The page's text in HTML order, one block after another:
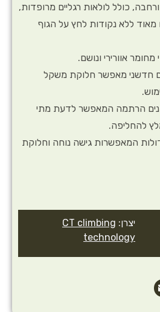
יצרן: CT climbing
technology
כולל לולאות רגליים מרופדות,
ללא נקודות לחץ על הגוף
מחומר אוורירי ונושם.
חדשני מאפשר חלוקת משקל
הרתמה המאפשר לדעת מתי
להחליפה.
המאפשרות גישה נוחה וחלוקת